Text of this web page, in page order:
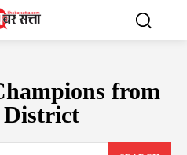
from
District